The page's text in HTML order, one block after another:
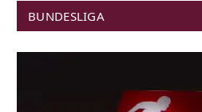
BUNDESLIGA